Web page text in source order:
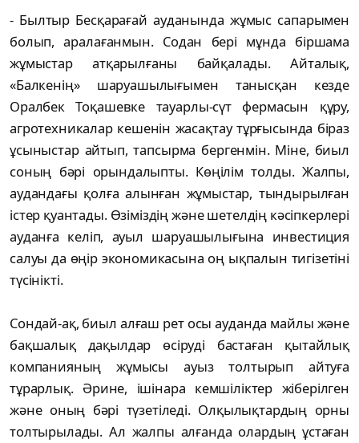
- Былтыр Бесқарағай ауданында жұмыс сапарымен
болып, аралағанмын. Содан бері мұнда біршама
жұмыстар атқарылғаны байқалады. Айталық,
«Балкенің» шаруашылығымен танысқан кезде
Оралбек Тоқашевке тауарлы-сүт фермасын құру,
агротехникалар кешенін жасақтау тұрғысында біраз
ұсыныстар айтып, тапсырма бергенмін. Міне, биыл
соның бәрі орындалыпты. Көңілім толды. Жалпы,
аудандағы қолға алынған жұмыстар, тындырылған
істер қуантады. Өзіміздің және шетелдің кәсіпкерлері
ауданға келіп, ауыл шаруашылығына инвестиция
салуы да өңір экономикасына оң ықпалын тигізетіні
түсінікті.
Сондай-ақ, биыл алғаш рет осы ауданда майлы және
бақшалық дақылдар өсіруді бастаған қытайлық
компанияның жұмысы ауыз толтырып айтуға
тұрарлық. Әрине, ішінара кемшіліктер жіберілген
және оның бәрі түзетіледі. Олқылықтардың орны
толтырылады. Ал жалпы алғанда олардың ұстаған